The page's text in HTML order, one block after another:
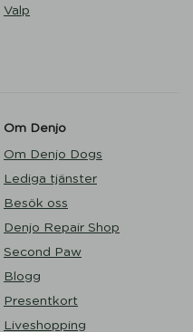
Valp
Om Denjo
Om Denjo Dogs
Lediga tjänster
Besök oss
Denjo Repair Shop
Second Paw
Blogg
Presentkort
Liveshopping